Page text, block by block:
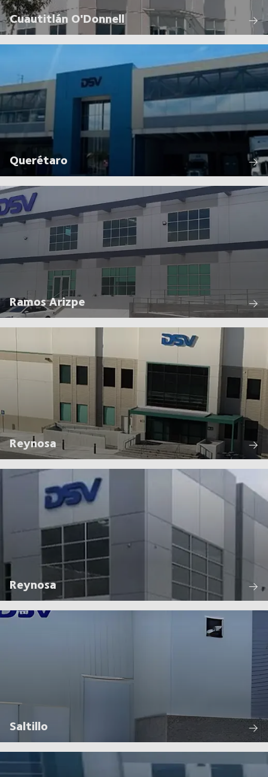
Cuautitlán O'Donnell
Querétaro
Ramos Arizpe
Reynosa
Reynosa
Saltillo